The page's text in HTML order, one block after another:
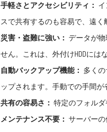
手軽さとアクセシビリティ：
スで共有するのも容易で、遠く
災害・盗難に強い： データが
せん。これは、外付けHDDには
自動バックアップ機能： 多く
ップされます。手動での手間が
共有の容易さ： 特定のフォル
メンテナンス不要： サーバー